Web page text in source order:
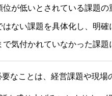
位が低いとされている課題
はない課題を具体化し、明確
で気付かれていなかった課
なことは、経営課題や現場